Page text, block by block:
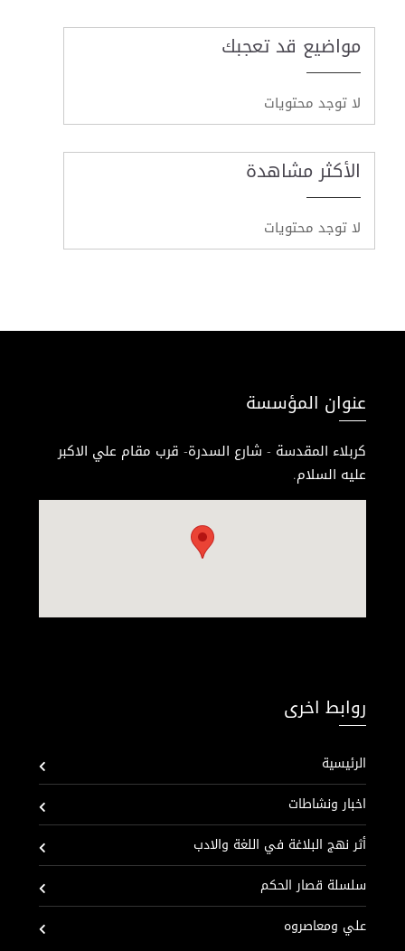
مواضيع قد تعجبك
لا توجد محتويات
الأكثر مشاهدة
لا توجد محتويات
عنوان المؤسسة
كربلاء المقدسة - شارع السدرة- قرب مقام علي الاكبر
عليه السلام.
روابط اخرى
الرئيسية
اخبار ونشاطات
أثر نهج البلاغة في اللغة والادب
سلسلة قصار الحكم
علي ومعاصروه